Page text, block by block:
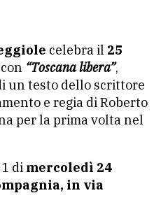
celebra il 25
con “Toscana libera”,
un testo dello scrittore
e regia di Roberto
per la prima volta nel
di mercoledì 24
in via